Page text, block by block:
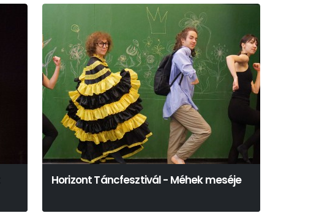
Horizont Táncfesztivál - Méhek meséje